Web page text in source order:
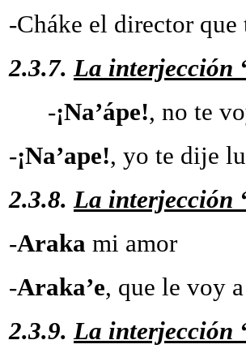
-Cháke el director
2.3.7.La interjección
-¡Na’ápe!, no
-¡Na’ape!, yo te dije
2.3.8.La interjección
-Araka mi
-Araka’e, que le voy
2.3.9.La interjección